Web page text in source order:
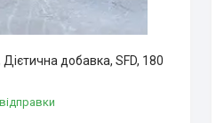
добавка, SFD, 180